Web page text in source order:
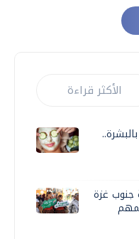
الأكثر قراءة
جنوب غزة